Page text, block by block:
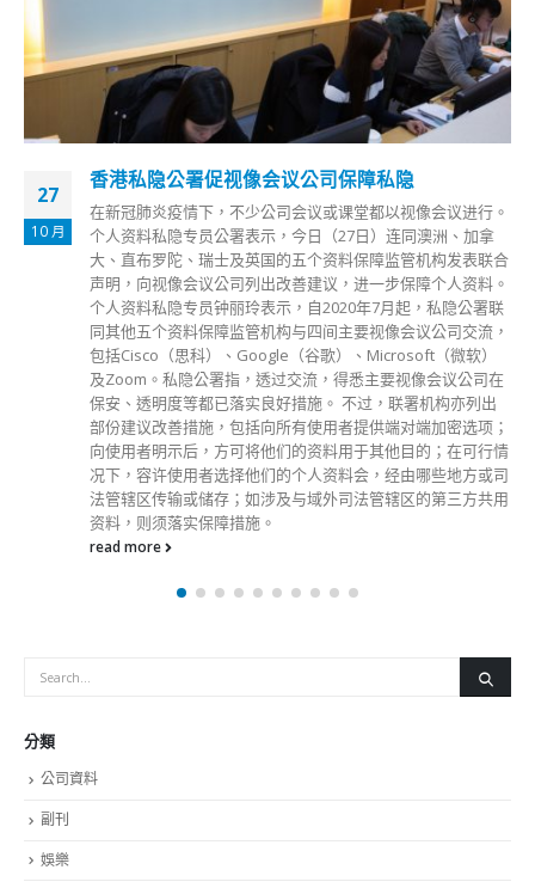
27
10 月
香港私隐公署促视像会议公司保障私隐
在新冠肺炎疫情下，不少公司会议或课堂都以视像会议进行。
个人资料私隐专员公署表示，今日（27日）连同澳洲、加拿
大、直布罗陀、瑞士及英国的五个资料保障监管机构发表联合
声明，向视像会议公司列出改善建议，进一步保障个人资料。
个人资料私隐专员钟丽玲表示，自2020年7月起，私隐公署联
同其他五个资料保障监管机构与四间主要视像会议公司交流，
包括Cisco（思科）、Google（谷歌）、Microsoft（微软）
及Zoom。私隐公署指，透过交流，得悉主要视像会议公司在
保安、透明度等都已落实良好措施。 不过，联署机构亦列出
部份建议改善措施，包括向所有使用者提供端对端加密选项；
向使用者明示后，方可将他们的资料用于其他目的；在可行情
况下，容许使用者选择他们的个人资料会，经由哪些地方或司
法管辖区传输或储存；如涉及与域外司法管辖区的第三方共用
资料，则须落实保障措施。
read more
分類
公司資料
副刊
娛樂